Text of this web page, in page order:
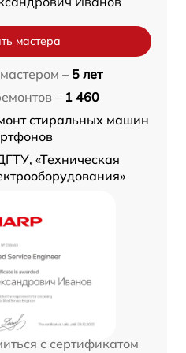
мастера
– 5 лет
– 1 460
стиральных машин
«Техническая
с сертификатом